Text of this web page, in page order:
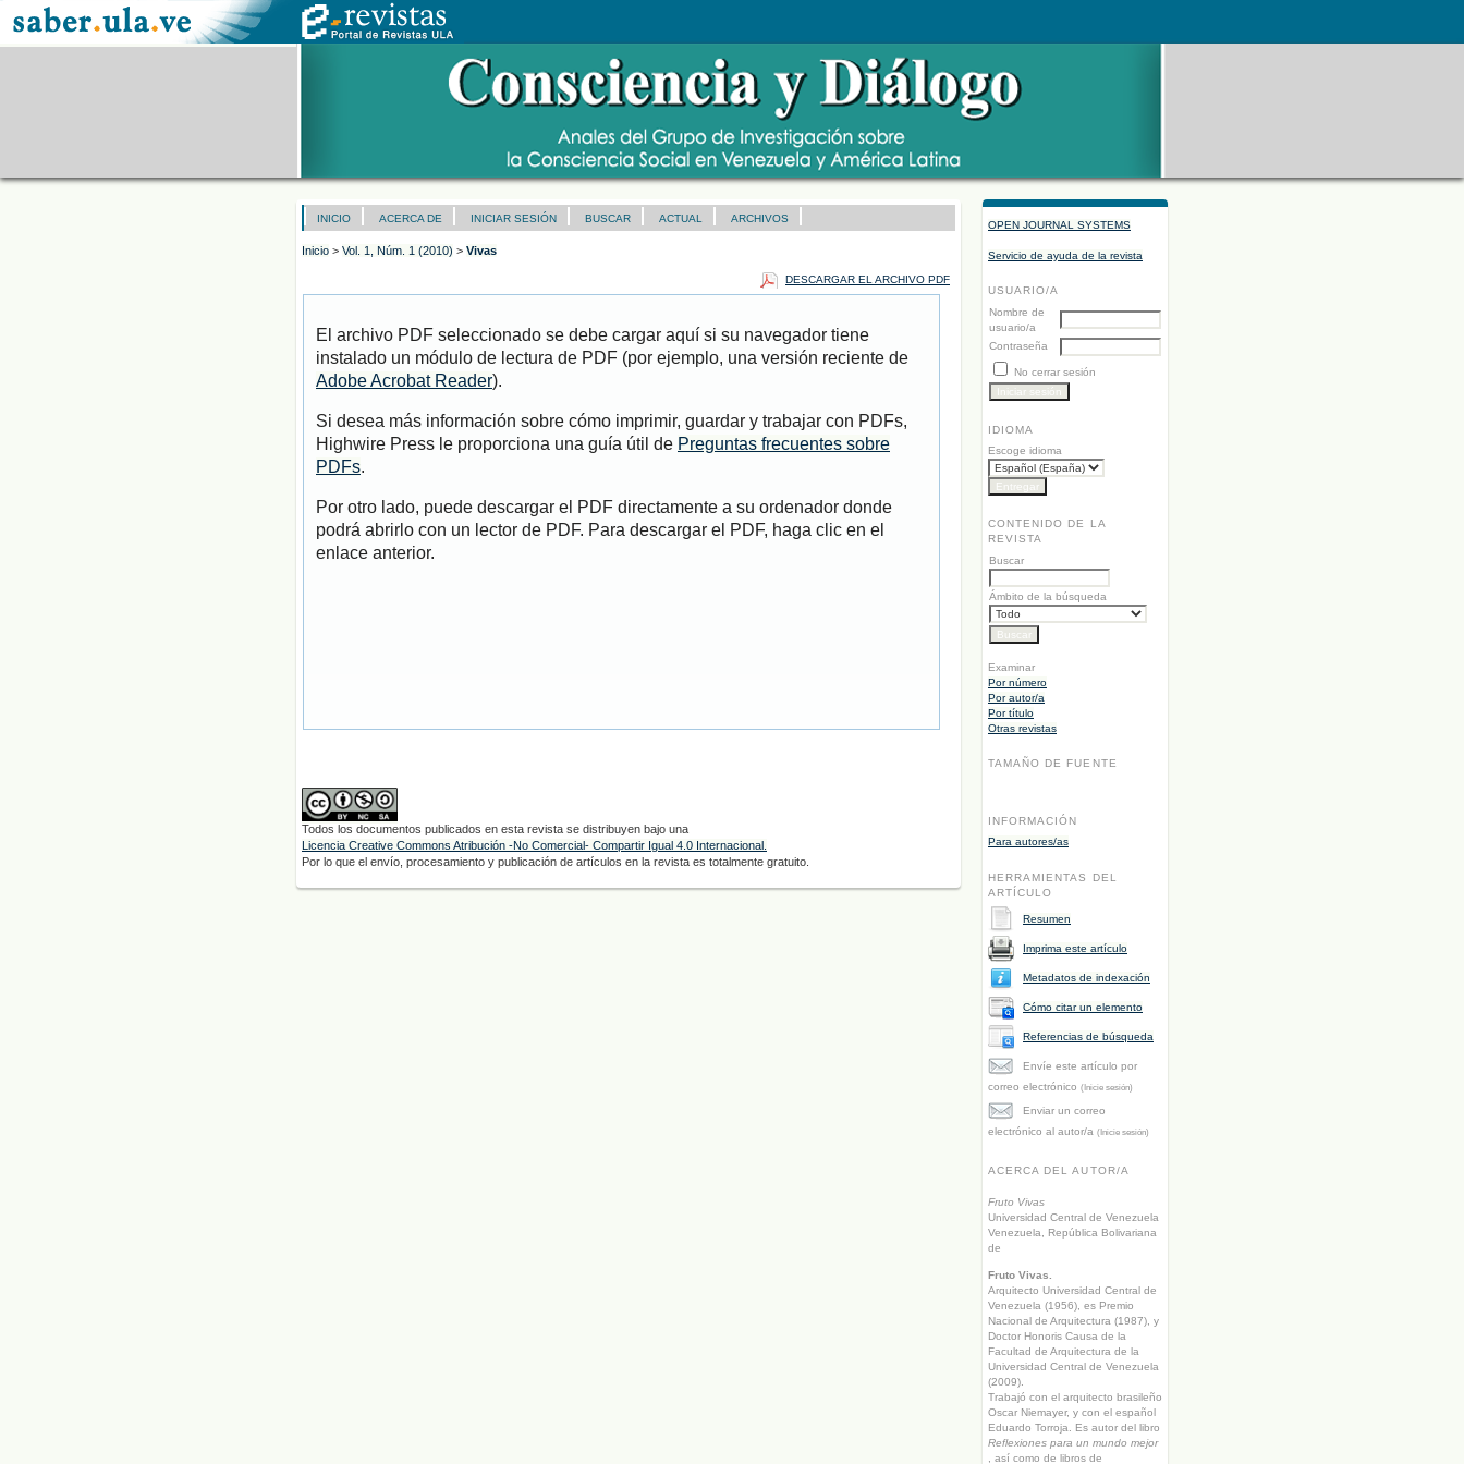
OPEN JOURNAL SYSTEMS
Servicio de ayuda de la revista
USUARIO/A
Nombre de
usuario/a
Contraseña
No cerrar sesión
IDIOMA
Escoge idioma
CONTENIDO DE LA
REVISTA
Buscar
Ámbito de la búsqueda
Examinar
Por número
Por autor/a
Por título
Otras revistas
TAMAÑO DE FUENTE
INFORMACIÓN
Para autores/as
HERRAMIENTAS DEL
ARTÍCULO
Resumen
Imprima este artículo
Metadatos de indexación
Cómo citar un elemento
Referencias de búsqueda
Envíe este artículo por
correo electrónico (Inicie sesión)
Enviar un correo
electrónico al autor/a (Inicie sesión)
ACERCA DEL AUTOR/A
Fruto Vivas
Universidad Central de Venezuela
Venezuela, República Bolivariana
de
Fruto Vivas.
Arquitecto Universidad Central de
Venezuela (1956), es Premio
Nacional de Arquitectura (1987), y
Doctor Honoris Causa de la
Facultad de Arquitectura de la
Universidad Central de Venezuela
(2009).
Trabajó con el arquitecto brasileño
Oscar Niemayer, y con el español
Eduardo Torroja. Es autor del libro
Reflexiones para un mundo mejor
, así como de libros de
INICIO ACERCA DE INICIAR SESIÓN BUSCAR ACTUAL ARCHIVOS
Inicio > Vol. 1, Núm. 1 (2010) > Vivas
DESCARGAR EL ARCHIVO PDF
El archivo PDF seleccionado se debe cargar aquí si su navegador tiene
instalado un módulo de lectura de PDF (por ejemplo, una versión reciente de
Adobe Acrobat Reader).
Si desea más información sobre cómo imprimir, guardar y trabajar con PDFs,
Highwire Press le proporciona una guía útil de Preguntas frecuentes sobre
PDFs.
Por otro lado, puede descargar el PDF directamente a su ordenador donde
podrá abrirlo con un lector de PDF. Para descargar el PDF, haga clic en el
enlace anterior.
Todos los documentos publicados en esta revista se distribuyen bajo una
Licencia Creative Commons Atribución -No Comercial- Compartir Igual 4.0 Internacional.
Por lo que el envío, procesamiento y publicación de artículos en la revista es totalmente gratuito.